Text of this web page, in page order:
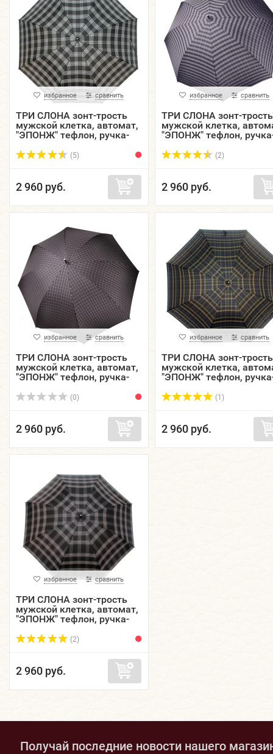
избранное сравнить
ТРИ СЛОНА зонт-трость
мужской клетка, автомат,
"ЭПОНЖ" тефлон, ручка-
M2182-08
(5)
2 960 руб.
избранное сравнить
ТРИ СЛОНА зонт-трость
мужской клетка,
"ЭПОНЖ" тефлон,
M2182-09
(2)
2 960 руб.
избранное сравнить
ТРИ СЛОНА зонт-трость
мужской клетка, автомат,
"ЭПОНЖ" тефлон, ручка-
M2182-10
(0)
2 960 руб.
избранное сравнить
ТРИ СЛОНА зонт-трость
мужской клетка,
"ЭПОНЖ" тефлон,
M2182-11
(1)
2 960 руб.
избранное сравнить
ТРИ СЛОНА зонт-трость
мужской клетка, автомат,
"ЭПОНЖ" тефлон, ручка-
M2182-12
(2)
2 960 руб.
Получай последние новости нашего